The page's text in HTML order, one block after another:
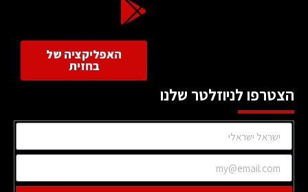
האפליקציה של
בחזית
הצטרפו לניוזלטר שלנו